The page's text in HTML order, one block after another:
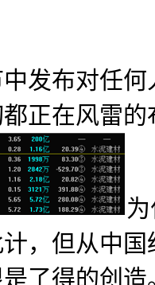
发布对任何
正在风雷的
，但从中国
了得的创造